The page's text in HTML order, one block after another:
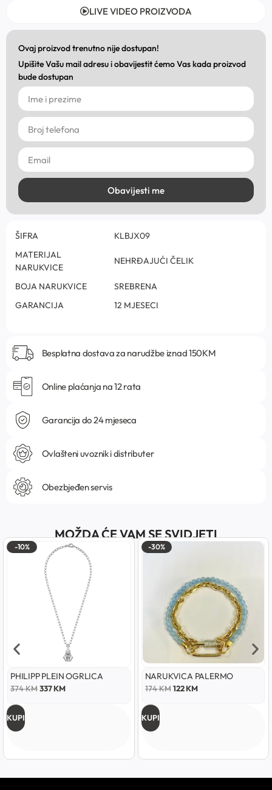
LIVE VIDEO PROIZVODA
Ovaj proizvod trenutno nije dostupan!
Upišite Vašu mail adresu i obavijestit ćemo Vas kada proizvod
bude dostupan
Obavijesti me
ŠIFRA
KLBJX09
MATERIJAL
NARUKVICE
NEHRĐAJUĆI ČELIK
BOJA NARUKVICE
SREBRENA
GARANCIJA
12 MJESECI
Besplatna dostava za narudžbe iznad 150KM
Online plaćanja na 12 rata
Garancija do 24 mjeseca
Ovlašteni uvoznik i distributer
Obezbjeđen servis
MOŽDA ĆE VAM SE SVIDJETI
-10%
PHILIPP PLEIN OGRLICA
374KM337KM
KUPI
-30%
NARUKVICA PALERMO
174KM 122KM
KUPI